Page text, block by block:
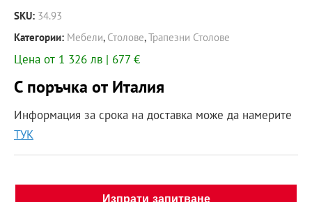
SKU: 34.93
Категории: Мебели, Столове,Трапезни Столове
Цена от 1 326 лв | 677 €
С поръчка от Италия
Информация за срока на доставка може да намерите
ТУК
Изпрати запитване